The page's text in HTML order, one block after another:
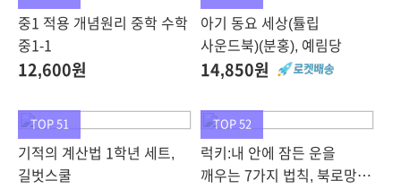
중1 적용 개념원리 중학 수학
중1-1
12,600원
아기 동요 세상(튤립
사운드북)(분홍), 예림당
14,850원
TOP 51
기적의 계산법 1학년 세트,
길벗스쿨
TOP 52
럭키:내 안에 잠든 운을
깨우는 7가지 법칙, 북로망스,